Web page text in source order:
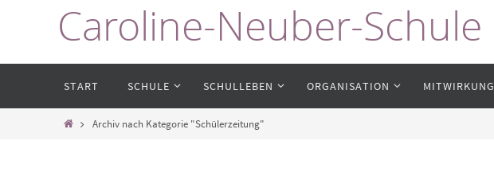
Caroline-Neuber-Schule
springen
START SCHULE SCHULLEBEN ORGANISATION MITWIRKUNG
StartArchiv nach Kategorie "Schülerzeitung"